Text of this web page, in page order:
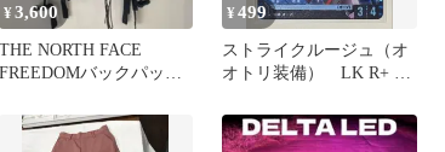
¥3,600
THE NORTH FACE
FREEDOMバックパック
¥499
ストライクルージュ（オ
オトリ装備） LK R+ パ